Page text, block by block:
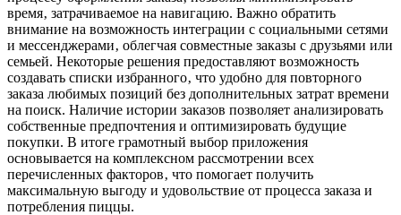
время‚ затрачиваемое на навигацию. Важно обратить
внимание на возможность интеграции с социальными сетями
и мессенджерами‚ облегчая совместные заказы с друзьями или
семьей. Некоторые решения предоставляют возможность
создавать списки избранного‚ что удобно для повторного
заказа любимых позиций без дополнительных затрат времени
на поиск. Наличие истории заказов позволяет анализировать
собственные предпочтения и оптимизировать будущие
покупки. В итоге грамотный выбор приложения
основывается на комплексном рассмотрении всех
перечисленных факторов‚ что помогает получить
максимальную выгоду и удовольствие от процесса заказа и
потребления пиццы.